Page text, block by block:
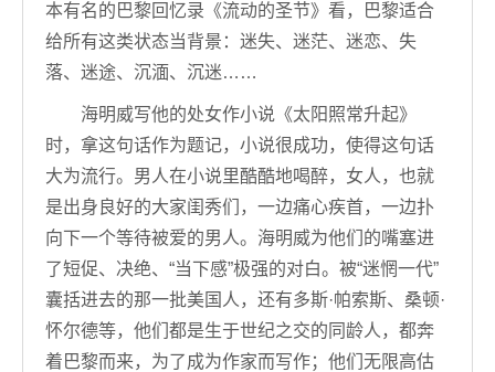
本有名的巴黎回忆录《流动的圣节》看，巴黎适合
给所有这类状态当背景：迷失、迷茫、迷恋、失
落、迷途、沉湎、沉迷……
海明威写他的处女作小说《太阳照常升起》
时，拿这句话作为题记，小说很成功，使得这句话
大为流行。男人在小说里酷酷地喝醉，女人，也就
是出身良好的大家闺秀们，一边痛心疾首，一边扑
向下一个等待被爱的男人。海明威为他们的嘴塞进
了短促、决绝、“当下感”极强的对白。被“迷惘一代”
囊括进去的那一批美国人，还有多斯·帕索斯、桑顿·
怀尔德等，他们都是生于世纪之交的同龄人，都奔
着巴黎而来，为了成为作家而写作；他们无限高估